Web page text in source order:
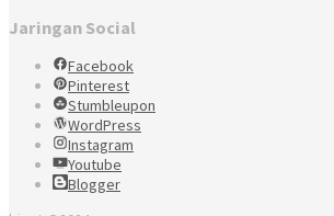
Jaringan Social
Facebook
Pinterest
Stumbleupon
WordPress
Instagram
Youtube
Blogger